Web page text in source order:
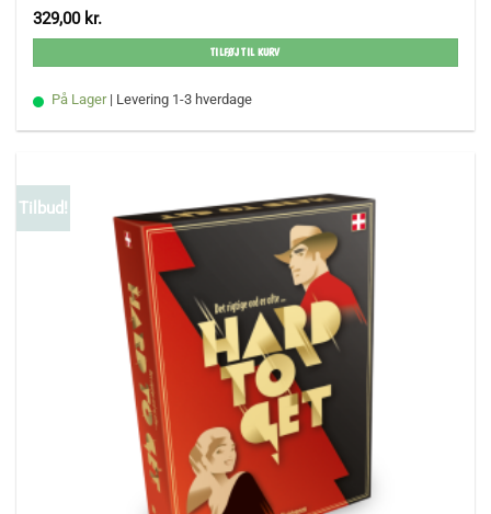
329,00 kr.
TILFØJ TIL KURV
På Lager | Levering 1-3 hverdage
Tilbud!